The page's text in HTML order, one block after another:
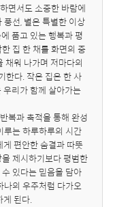
면서도 소중한 바람에
선, 별은 특별한 이상
품고 있는 행복과 평
집 한 채를 화면의 중
채워 나가며 저마다의
한다. 작은 집은 한 사
리가 함께 살아가는
복과 축적을 통해 완성
루는 하루하루의 시간
편안한 숨결과 따뜻
제시하기보다 평범한
있다는 믿음을 담아
나의 우주처럼 다가오
게 된다.